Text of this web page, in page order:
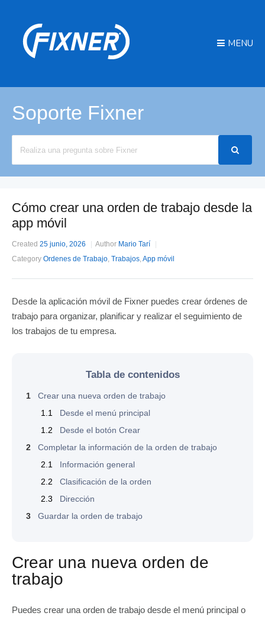
MENU
Soporte Fixner
Cómo crear una orden de trabajo desde la
app móvil
Created 25 junio, 2026 Author Mario Tarí
Category Ordenes de Trabajo, Trabajos,App móvil
Desde la aplicación móvil de Fixner puedes crear órdenes de
trabajo para organizar, planificar y realizar el seguimiento de
los trabajos de tu empresa.
Tabla de contenidos
1
Crear una nueva orden de trabajo
1.1
Desde el menú principal
1.2
Desde el botón Crear
2
Completar la información de la orden de trabajo
2.1
Información general
2.2
Clasificación de la orden
2.3
Dirección
3
Guardar la orden de trabajo
Crear una nueva orden de
trabajo
Puedes crear una orden de trabajo desde el menú principal o